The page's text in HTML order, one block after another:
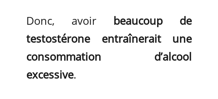
Donc, avoir beaucoup de
testostérone entraînerait une
consommation d’alcool
excessive.